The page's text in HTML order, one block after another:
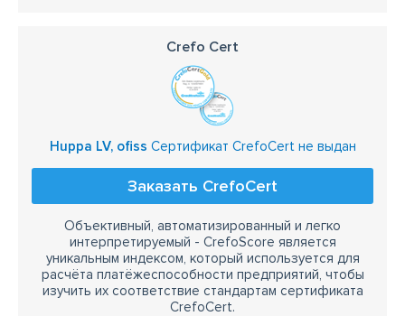
Crefo Cert
Huppa LV, ofiss Сертификат CrefoCert не выдан
Заказать CrefoCert
Объективный, автоматизированный и легко
интерпретируемый - CrefoScore является
уникальным индексом, который используется для
расчёта платёжеспособности предприятий, чтобы
изучить их соответствие стандартам сертификата
CrefoCert.